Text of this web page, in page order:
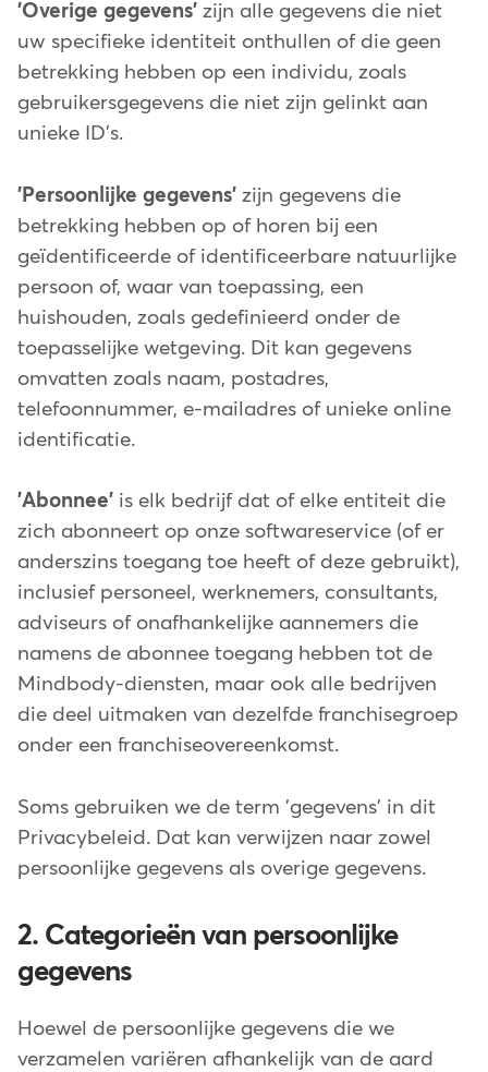
'Overige gegevens' zijn alle gegevens die niet
uw specifieke identiteit onthullen of die geen
betrekking hebben op een individu, zoals
gebruikersgegevens die niet zijn gelinkt aan
unieke ID's.
'Persoonlijke gegevens' zijn gegevens die
betrekking hebben op of horen bij een
geïdentificeerde of identificeerbare natuurlijke
persoon of, waar van toepassing, een
huishouden, zoals gedefinieerd onder de
toepasselijke wetgeving. Dit kan gegevens
omvatten zoals naam, postadres,
telefoonnummer, e-mailadres of unieke online
identificatie.
'Abonnee' is elk bedrijf dat of elke entiteit die
zich abonneert op onze softwareservice (of er
anderszins toegang toe heeft of deze gebruikt),
inclusief personeel, werknemers, consultants,
adviseurs of onafhankelijke aannemers die
namens de abonnee toegang hebben tot de
Mindbody-diensten, maar ook alle bedrijven
die deel uitmaken van dezelfde franchisegroep
onder een franchiseovereenkomst.
Soms gebruiken we de term 'gegevens' in dit
Privacybeleid. Dat kan verwijzen naar zowel
persoonlijke gegevens als overige gegevens.
2. Categorieën van persoonlijke
gegevens
Hoewel de persoonlijke gegevens die we
verzamelen variëren afhankelijk van de aard